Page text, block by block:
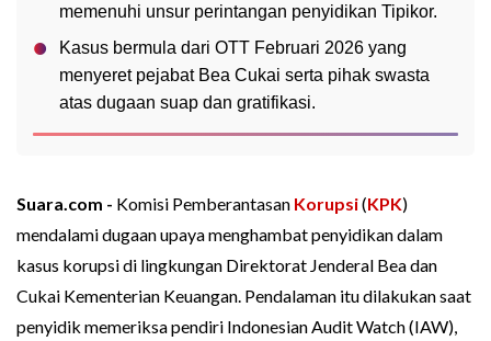
memenuhi unsur perintangan penyidikan Tipikor.
Kasus bermula dari OTT Februari 2026 yang
menyeret pejabat Bea Cukai serta pihak swasta
atas dugaan suap dan gratifikasi.
Suara.com - Komisi Pemberantasan Korupsi(KPK)
mendalami dugaan upaya menghambat penyidikan dalam
kasus korupsi di lingkungan Direktorat Jenderal Bea dan
Cukai Kementerian Keuangan. Pendalaman itu dilakukan saat
penyidik memeriksa pendiri Indonesian Audit Watch (IAW),